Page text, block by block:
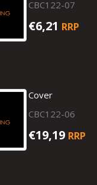
CBC122-07
€6,21 RRP
Cover
CBC122-06
€19,19 RRP